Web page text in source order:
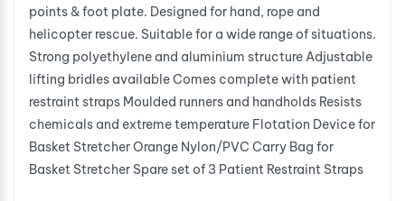
points & foot plate. Designed for hand, rope and
helicopter rescue. Suitable for a wide range of situations.
Strong polyethylene and aluminium structure Adjustable
lifting bridles available Comes complete with patient
restraint straps Moulded runners and handholds Resists
chemicals and extreme temperature Flotation Device for
Basket Stretcher Orange Nylon/PVC Carry Bag for
Basket Stretcher Spare set of 3 Patient Restraint Straps